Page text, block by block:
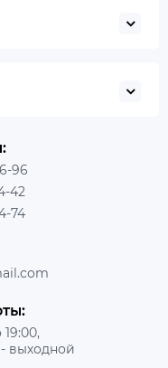
96
42
74
- выходной